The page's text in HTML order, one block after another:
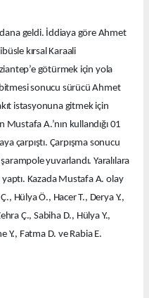
geldi. İddiaya göre Ahmet
kırsal Karaali
götürmek için yola
bitmesi sonucu sürücü Ahmet
istasyonuna gitmek için
A.’nın kullandığı 01
çarpıştı. Çarpışma sonucu
yuvarlandı. Yaralılara
Kazada Mustafa A. olay
Hülya Ö., Hacer T., Derya Y.,
Ç., Sabiha D., Hülya Y.,
Y., Fatma D. ve Rabia E.